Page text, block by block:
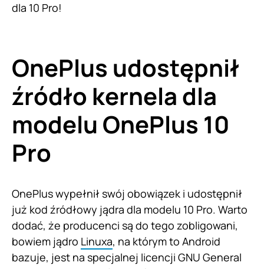
dla 10 Pro!
OnePlus udostępnił
źródło kernela dla
modelu OnePlus 10
Pro
OnePlus wypełnił swój obowiązek i udostępnił
już kod źródłowy jądra dla modelu 10 Pro. Warto
dodać, że producenci są do tego zobligowani,
bowiem jądro Linuxa, na którym to Android
bazuje, jest na specjalnej licencji GNU General